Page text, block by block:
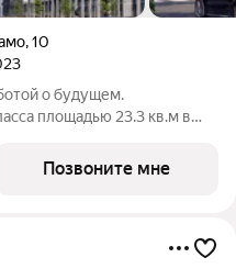
,10
о будущем.
площадью 23.3 кв.м в
быть Позвоните мне